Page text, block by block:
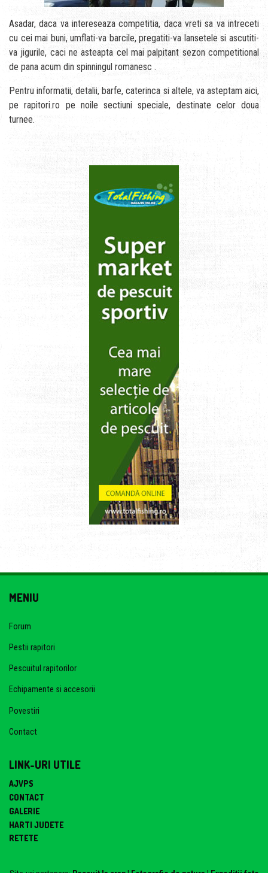
Asadar, daca va intereseaza competitia, daca vreti sa va intreceti
cu cei mai buni, umflati-va barcile, pregatiti-va lansetele si ascutiti-
va jigurile, caci ne asteapta cel mai palpitant sezon competitional
de pana acum din spinningul romanesc .
Pentru informatii, detalii, barfe, caterinca si altele, va asteptam aici,
pe rapitori.ro pe noile sectiuni speciale, destinate celor doua
turnee.
MENIU
Forum
Pestii rapitori
Pescuitul rapitorilor
Echipamente si accesorii
Povestiri
Contact
LINK-URI UTILE
AJVPS
CONTACT
GALERIE
HARTI JUDETE
RETETE